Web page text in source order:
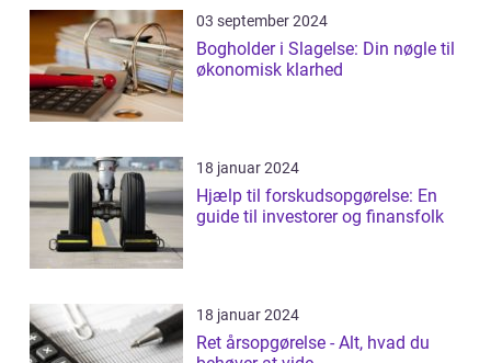
03 september 2024
Bogholder i Slagelse: Din nøgle til
økonomisk klarhed
18 januar 2024
Hjælp til forskudsopgørelse: En
guide til investorer og finansfolk
18 januar 2024
Ret årsopgørelse - Alt, hvad du